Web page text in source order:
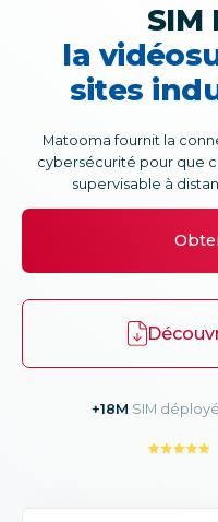
SIM
la
sites
Matooma fournit la
cybersécurité pour que
supervisable à
+18M SIM